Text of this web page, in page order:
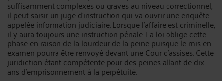
suffisamment complexes ou graves au niveau correctionnel,
il peut saisir un juge d’instruction qui va ouvrir une enquête
appelée information judiciaire. Lorsque l’affaire est criminelle,
il y aura toujours une instruction pénale. La loi oblige cette
phase en raison de la lourdeur de la peine puisque le mis en
examen pourra être renvoyé devant une Cour d’assises. Cette
juridiction étant compétente pour des peines allant de dix
ans d’emprisonnement à la perpétuité.